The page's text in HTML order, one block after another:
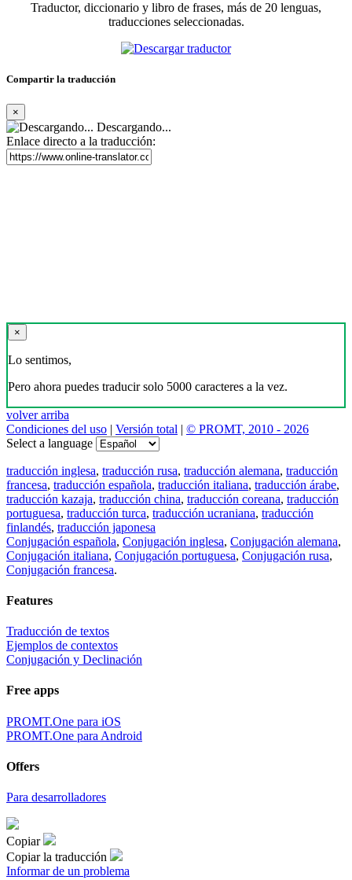
Traductor, diccionario y libro de frases, más de 20 lenguas,
traducciones seleccionadas.
Compartir la traducción
×
Descargando...
Enlace directo a la traducción:
×
Lo sentimos,
Pero ahora puedes traducir solo 5000 caracteres a la vez.
volver arriba
Condiciones del uso | Versión total | © PROMT, 2010 - 2026
Select a language
traducción inglesa, traducción rusa, traducción alemana, traducción
francesa, traducción española, traducción italiana, traducción árabe,
traducción kazaja, traducción china, traducción coreana, traducción
portuguesa, traducción turca, traducción ucraniana, traducción
finlandés, traducción japonesa
Conjugación española, Conjugación inglesa, Conjugación alemana,
Conjugación italiana, Conjugación portuguesa, Conjugación rusa,
Conjugación francesa.
Features
Traducción de textos
Ejemplos de contextos
Conjugación y Declinación
Free apps
PROMT.One para iOS
PROMT.One para Android
Offers
Para desarrolladores
Copiar
Copiar la traducción
Informar de un problema